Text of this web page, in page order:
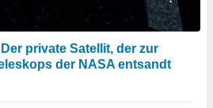
private Satellit, der zur
der NASA entsandt